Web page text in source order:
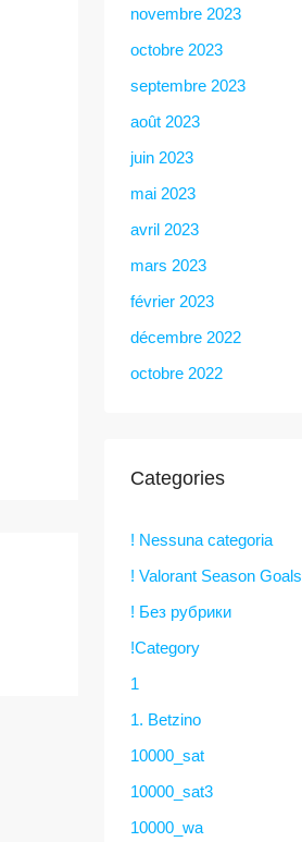
novembre 2023
octobre 2023
septembre 2023
août 2023
juin 2023
mai 2023
avril 2023
mars 2023
février 2023
décembre 2022
octobre 2022
Categories
! Nessuna categoria
! Valorant Season Goals
! Без рубрики
!Category
1
1. Betzino
10000_sat
10000_sat3
10000_wa